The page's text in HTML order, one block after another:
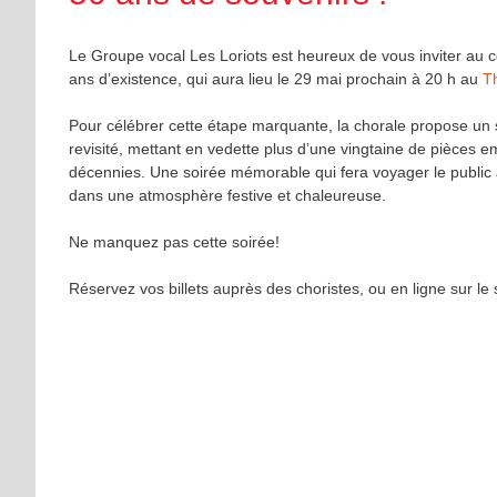
Le Groupe vocal Les Loriots est heureux de vous inviter au
ans d’existence, qui aura lieu le 29 mai prochain à 20 h au
Pour célébrer cette étape marquante, la chorale propose un
revisité, mettant en vedette plus d’une vingtaine de pièces
décennies. Une soirée mémorable qui fera voyager le
dans une atmosphère festive et chaleureuse.
Ne manquez pas cette soirée!
Réservez vos billets auprès des choristes, ou en ligne sur le